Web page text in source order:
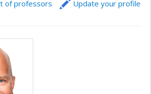
of professors Update your profile